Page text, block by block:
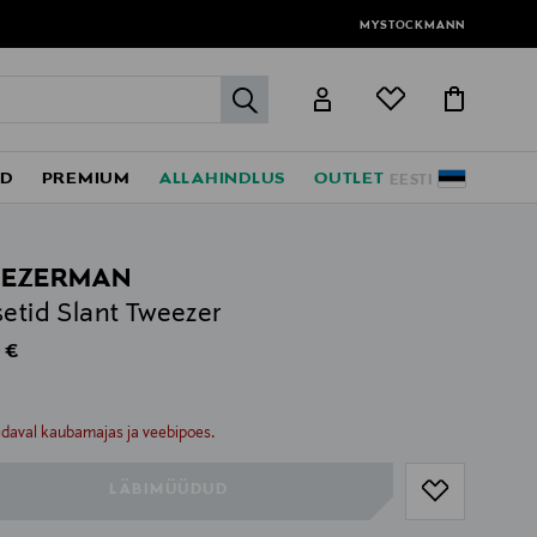
MYSTOCKMANN
label.header.go
EESTI
PREMIUM ALLAHINDLUS OUTLET
Slant Tweezer
Price
€
kaubamajas ja veebipoes.